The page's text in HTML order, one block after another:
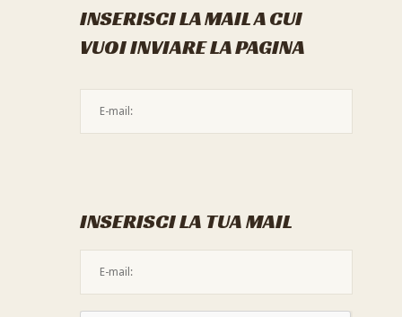
INSERISCI LA MAIL A CUI
VUOI INVIARE LA PAGINA
INSERISCI LA TUA MAIL